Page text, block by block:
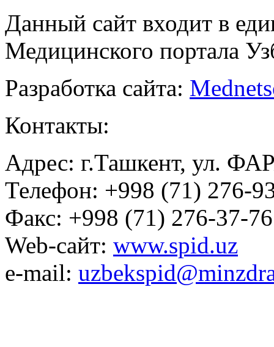
Данный сайт входит в
Медицинского портала
Разработка сайта:
Контакты:
Адрес: г.Ташкент, ул.
Телефон: +998 (71) 276-
Факс: +998 (71) 276-37-76
Web-сайт: www.spid.uz
e-mail: